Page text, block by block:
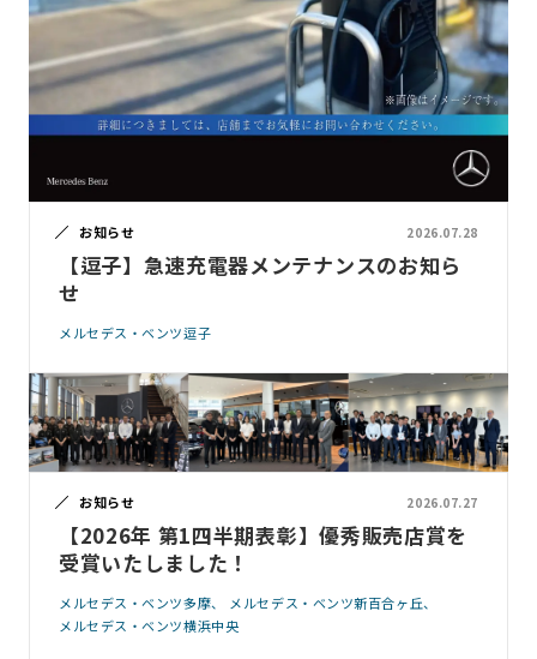
お知らせ 2026.07.28
【逗子】急速充電器メンテナンスのお知ら
せ
メルセデス・ベンツ逗子
お知らせ 2026.07.27
【2026年 第1四半期表彰】優秀販売店賞を
受賞いたしました！
メルセデス・ベンツ多摩
メルセデス・ベンツ新百合ヶ丘
メルセデス・ベンツ横浜中央